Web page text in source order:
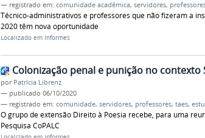
— registrado em: comunidade acadêmica, servidores,
Técnico-administrativos e professores que não fizeram a
2020 têm nova oportunidade
Localizado em Informes
Colonização penal e punição no contexto
por Patrícia Librenz
— publicado 06/10/2020
— registrado em: comunidade, servidores, professores, taes,
O grupo de extensão Direito à Poesia recebe, para uma
Pesquisa CoPALC